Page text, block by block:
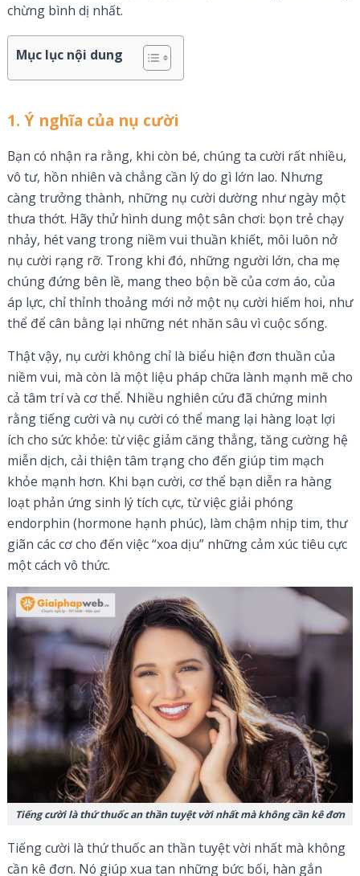
chừng bình dị nhất.
Mục lục nội dung
1. Ý nghĩa của nụ cười
Bạn có nhận ra rằng, khi còn bé, chúng ta cười rất nhiều,
vô tư, hồn nhiên và chẳng cần lý do gì lớn lao. Nhưng
càng trưởng thành, những nụ cười dường như ngày một
thưa thớt. Hãy thử hình dung một sân chơi: bọn trẻ chạy
nhảy, hét vang trong niềm vui thuần khiết, môi luôn nở
nụ cười rạng rỡ. Trong khi đó, những người lớn, cha mẹ
chúng đứng bên lề, mang theo bộn bề của cơm áo, của
áp lực, chỉ thỉnh thoảng mới nở một nụ cười hiếm hoi, như
thể để cân bằng lại những nét nhăn sâu vì cuộc sống.
Thật vậy, nụ cười không chỉ là biểu hiện đơn thuần của
niềm vui, mà còn là một liệu pháp chữa lành mạnh mẽ cho
cả tâm trí và cơ thể. Nhiều nghiên cứu đã chứng minh
rằng tiếng cười và nụ cười có thể mang lại hàng loạt lợi
ích cho sức khỏe: từ việc giảm căng thẳng, tăng cường hệ
miễn dịch, cải thiện tâm trạng cho đến giúp tim mạch
khỏe mạnh hơn. Khi bạn cười, cơ thể bạn diễn ra hàng
loạt phản ứng sinh lý tích cực, từ việc giải phóng
endorphin (hormone hạnh phúc), làm chậm nhịp tim, thư
giãn các cơ cho đến việc “xoa dịu” những cảm xúc tiêu cực
một cách vô thức.
Tiếng cười là thứ thuốc an thần tuyệt vời nhất mà không cần kê đơn
Tiếng cười là thứ thuốc an thần tuyệt vời nhất mà không
cần kê đơn. Nó giúp xua tan những bức bối, hàn gắn